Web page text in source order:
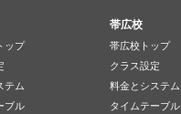
ップ
テム
ブル
帯広校
帯広校トップ
クラス設定
料金とシステム
タイムテーブル